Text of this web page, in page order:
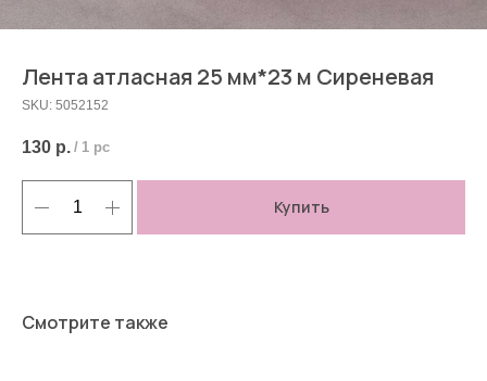
Лента атласная 25 мм*23 м Сиреневая
SKU: 5052152
130 р. / 1 pc
Купить
Смотрите также